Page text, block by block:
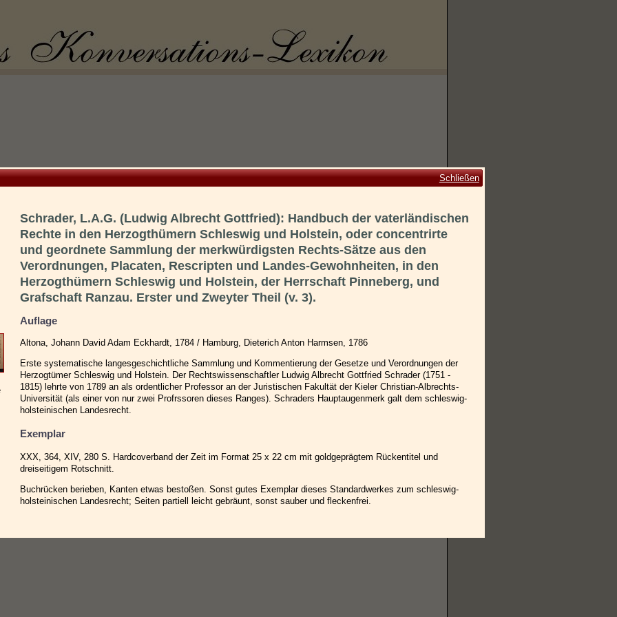
Schließen
Schrader, L.A.G. (Ludwig Albrecht Gottfried): Handbuch der vaterländischen
Rechte in den Herzogthümern Schleswig und Holstein, oder concentrirte
und geordnete Sammlung der merkwürdigsten Rechts-Sätze aus den
Verordnungen, Placaten, Rescripten und Landes-Gewohnheiten, in den
Herzogthümern Schleswig und Holstein, der Herrschaft Pinneberg, und
Grafschaft Ranzau. Erster und Zweyter Theil (v. 3).
Auflage
Altona, Johann David Adam Eckhardt, 1784 / Hamburg, Dieterich Anton Harmsen, 1786
Erste systematische langesgeschichtliche Sammlung und Kommentierung der Gesetze und Verordnungen der
Herzogtümer Schleswig und Holstein. Der Rechtswissenschaftler Ludwig Albrecht Gottfried Schrader (1751 -
1815) lehrte von 1789 an als ordentlicher Professor an der Juristischen Fakultät der Kieler Christian-Albrechts-
Universität (als einer von nur zwei Profrssoren dieses Ranges). Schraders Hauptaugenmerk galt dem schleswig-
holsteinischen Landesrecht.
Exemplar
XXX, 364, XIV, 280 S. Hardcoverband der Zeit im Format 25 x 22 cm mit goldgeprägtem Rückentitel und
dreiseitigem Rotschnitt.
Buchrücken berieben, Kanten etwas bestoßen. Sonst gutes Exemplar dieses Standardwerkes zum schleswig-
holsteinischen Landesrecht; Seiten partiell leicht gebräunt, sonst sauber und fleckenfrei.